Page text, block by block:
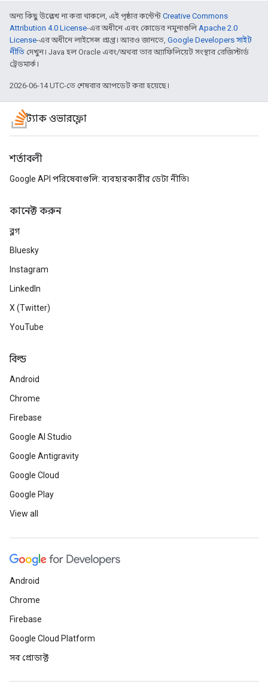
অন্য কিছু উল্লেখ না করা থাকলে, এই পৃষ্ঠার কন্টেন্ট Creative Commons
Attribution 4.0 License-এর অধীনে এবং কোডের নমুনাগুলিApache 2.0
License-এর অধীনে লাইসেন্স প্রাপ্ত। আরও জানতে, Google Developers সাইট
নীতি দেখুন। Java হল Oracle এবং/অথবা তার অ্যাফিলিয়েট সংস্থার রেজিস্টার্ড
ট্রেডমার্ক।
2026-06-14 UTC-তে শেষবার আপডেট করা হয়েছে।
স্ট্যাক ওভারফ্লো
শর্তাবলী
Google API পরিষেবাগুলি: ব্যবহারকারীর ডেটা নীতি৷
কানেক্ট করুন
ব্লগ
Bluesky
Instagram
LinkedIn
X (Twitter)
YouTube
বিল্ড
Android
Chrome
Firebase
Google AI Studio
Google Antigravity
Google Cloud
Google Play
View all
Android
Chrome
Firebase
Google Cloud Platform
সব প্রোডাক্ট